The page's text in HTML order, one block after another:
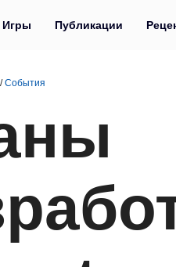
Игры Публикации
/События